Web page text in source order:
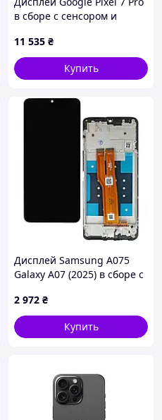
в сборе с сенсором и
переклей) rev Samsung
11 535 ₴
Купить
Дисплей Samsung A075
Galaxy A07 (2025) в сборе с
service orig
2 972 ₴
Купить